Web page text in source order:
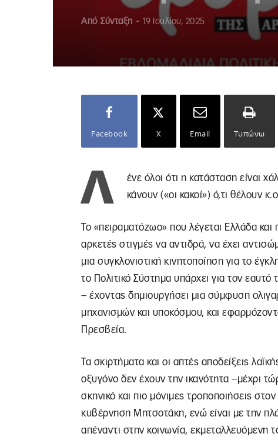
Από Σύνταξη - 19 Ιουλίου, 2025
Facebook X Email Τυπώνω
Λ
ένε όλοι ότι η κατάσταση είναι
κάνουν («οι κακοί») ό,τι θέλουν
Το «πειραματόζωο» που λέγεται Ελλάδα και
αρκετές στιγμές να αντιδρά, να έχει
μια συγκλονιστική κινητοποίηση για το
το Πολιτικό Σύστημα υπάρχει για τον εαυτό
– έχοντας δημιουργήσει μια σύμφυση
μηχανισμών και υποκόσμου, και
Πρεσβεία.
Τα σκιρτήματα και οι απτές αποδείξεις
οξυγόνο δεν έχουν την ικανότητα –μέχρι
σκηνικό και πιο μόνιμες τροποποιήσεις
κυβέρνηση Μητσοτάκη, ενώ είναι με την
απέναντι στην κοινωνία, εκμεταλλευόμενη